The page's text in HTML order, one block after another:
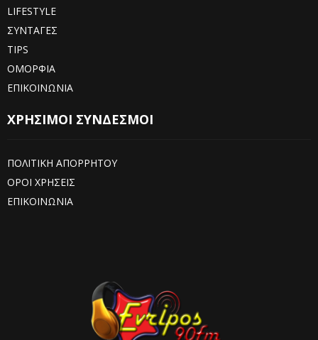
LIFESTYLE
ΣΥΝΤΑΓΕΣ
TIPS
ΟΜΟΡΦΙΑ
ΕΠΙΚΟΙΝΩΝΙΑ
ΧΡΗΣΙΜΟΙ ΣΥΝΔΕΣΜΟΙ
ΠΟΛΙΤΙΚΗ ΑΠΟΡΡΗΤΟΥ
ΟΡΟΙ ΧΡΗΣΕΙΣ
ΕΠΙΚΟΙΝΩΝΙΑ